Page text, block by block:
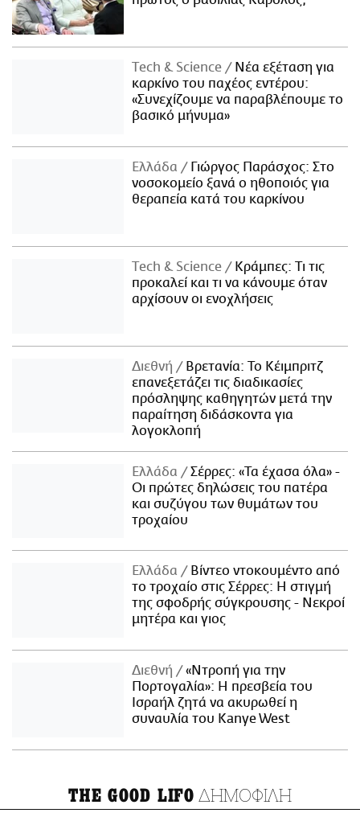
Τech & Science
Νέα εξέταση για
καρκίνο του παχέος εντέρου:
«Συνεχίζουμε να παραβλέπουμε το
βασικό μήνυμα»
Ελλάδα
Γιώργος Παράσχος: Στο
νοσοκομείο ξανά ο ηθοποιός για
θεραπεία κατά του καρκίνου
Τech & Science
Κράμπες: Τι τις
προκαλεί και τι να κάνουμε όταν
αρχίσουν οι ενοχλήσεις
Διεθνή
Βρετανία: Το Κέιμπριτζ
επανεξετάζει τις διαδικασίες
πρόσληψης καθηγητών μετά την
παραίτηση διδάσκοντα για
λογοκλοπή
Ελλάδα
Σέρρες: «Τα έχασα όλα» -
Οι πρώτες δηλώσεις του πατέρα
και συζύγου των θυμάτων του
τροχαίου
Ελλάδα
Βίντεο ντοκουμέντο από
το τροχαίο στις Σέρρες: Η στιγμή
της σφοδρής σύγκρουσης - Νεκροί
μητέρα και γιος
Διεθνή
«Ντροπή για την
Πορτογαλία»: Η πρεσβεία του
Ισραήλ ζητά να ακυρωθεί η
συναυλία του Kanye West
THE GOOD LIFO ΔΗΜΟΦΙΛΗ